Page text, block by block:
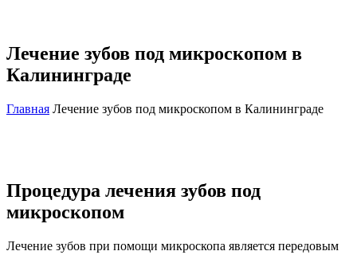
Лечение зубов под микроскопом в
Калининграде
Главная Лечение зубов под микроскопом в Калининграде
Процедура лечения зубов под
микроскопом
Лечение зубов при помощи микроскопа является передовым